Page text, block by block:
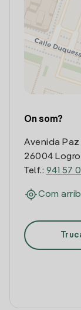
On som?
Avenida Paz
26004
Telf.: 941 57
Com